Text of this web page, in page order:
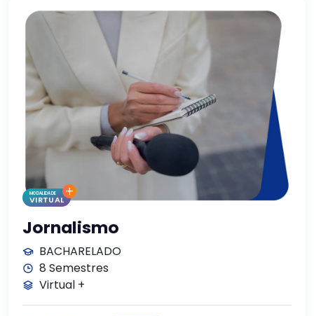
MODALIDADE
VIRTUAL+
Jornalismo
BACHARELADO
8 Semestres
Virtual +